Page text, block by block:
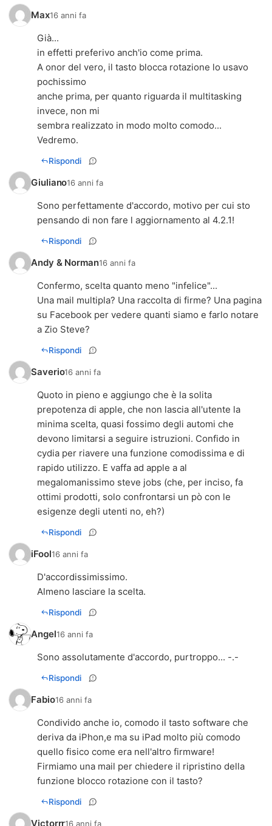
Max16 anni fa
Già...
in effetti preferivo anch'io come prima.
A onor del vero, il tasto blocca rotazione lo usavo
pochissimo
anche prima, per quanto riguarda il multitasking
invece, non mi
sembra realizzato in modo molto comodo...
Vedremo.
Rispondi
Giuliano16 anni fa
Sono perfettamente d'accordo, motivo per cui sto
pensando di non fare l aggiornamento al 4.2.1!
Rispondi
Andy & Norman16 anni fa
Confermo, scelta quanto meno "infelice"...
Una mail multipla? Una raccolta di firme? Una pagina
su Facebook per vedere quanti siamo e farlo notare
a Zio Steve?
Rispondi
Saverio16 anni fa
Quoto in pieno e aggiungo che è la solita
prepotenza di apple, che non lascia all'utente la
minima scelta, quasi fossimo degli automi che
devono limitarsi a seguire istruzioni. Confido in
cydia per riavere una funzione comodissima e di
rapido utilizzo. E vaffa ad apple a al
megalomanissimo steve jobs (che, per inciso, fa
ottimi prodotti, solo confrontarsi un pò con le
esigenze degli utenti no, eh?)
Rispondi
iFool16 anni fa
D'accordissimissimo.
Almeno lasciare la scelta.
Rispondi
Angel16 anni fa
Sono assolutamente d'accordo, purtroppo... -.-
Rispondi
Fabio16 anni fa
Condivido anche io, comodo il tasto software che
deriva da iPhon,e ma su iPad molto più comodo
quello fisico come era nell'altro firmware!
Firmiamo una mail per chiedere il ripristino della
funzione blocco rotazione con il tasto?
Rispondi
Victorrr16 anni fa